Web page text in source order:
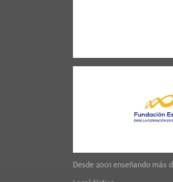
Desde 2001 enseñando más